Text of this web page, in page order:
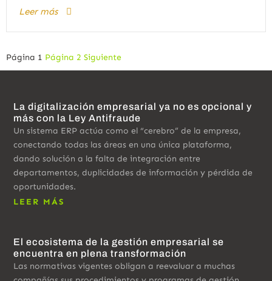
Leer más
Paginación
de
Página 1 Página 2 Siguiente
La digitalización empresarial ya no es opcional y
más con la Ley Antifraude
Un sistema ERP actúa como el “cerebro” de la empresa,
conectando todas las áreas en una única plataforma,
dando solución a la falta de integración entre
departamentos, duplicidades de información y pérdida de
oportunidades.
LEER MÁS
El ecosistema de la gestión empresarial se
encuentra en plena transformación
Las normativas vigentes obligan a reevaluar a muchas